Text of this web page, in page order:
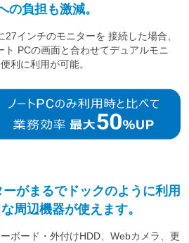
の負担も激減。
インチのモニターを 接続した場合、
PCの画面と合わせてデュアルモニ
利に利用が可能。
がまるでドックのように利用
周辺機器が使えます。
ボード・外付けHDD、Webカメラ、更